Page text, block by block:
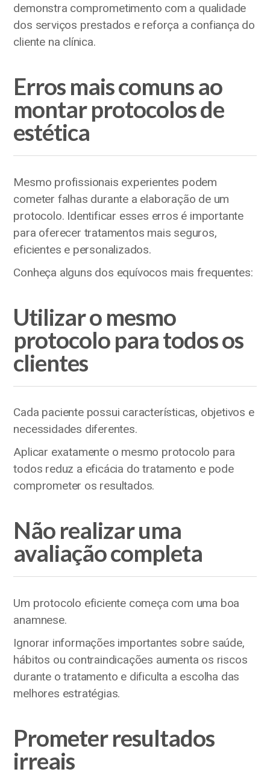
demonstra comprometimento com a qualidade
dos serviços prestados e reforça a confiança do
cliente na clínica.
Erros mais comuns ao
montar protocolos de
estética
Mesmo profissionais experientes podem
cometer falhas durante a elaboração de um
protocolo. Identificar esses erros é importante
para oferecer tratamentos mais seguros,
eficientes e personalizados.
Conheça alguns dos equívocos mais frequentes:
Utilizar o mesmo
protocolo para todos os
clientes
Cada paciente possui características, objetivos e
necessidades diferentes.
Aplicar exatamente o mesmo protocolo para
todos reduz a eficácia do tratamento e pode
comprometer os resultados.
Não realizar uma
avaliação completa
Um protocolo eficiente começa com uma boa
anamnese.
Ignorar informações importantes sobre saúde,
hábitos ou contraindicações aumenta os riscos
durante o tratamento e dificulta a escolha das
melhores estratégias.
Prometer resultados
irreais